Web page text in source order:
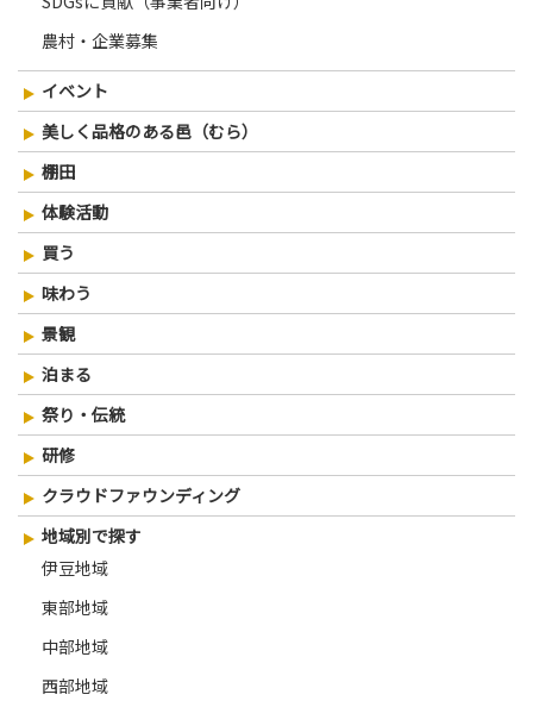
農村・企業募集
イベント
美しく品格のある邑（むら）
棚田
体験活動
買う
味わう
景観
泊まる
祭り・伝統
研修
クラウドファウンディング
地域別で探す
伊豆地域
東部地域
中部地域
西部地域